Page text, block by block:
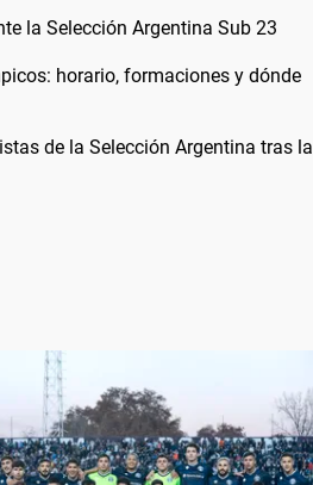
la Selección Argentina Sub 23
horario, formaciones y dónde
de la Selección Argentina tras la